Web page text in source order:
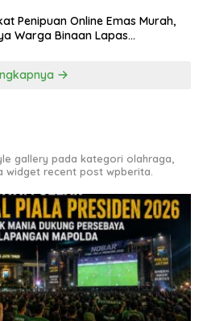
Penipuan Online Emas Murah,
Warga Binaan Lapas
gallery pada kategori olahraga,
widget recent post wpberita.